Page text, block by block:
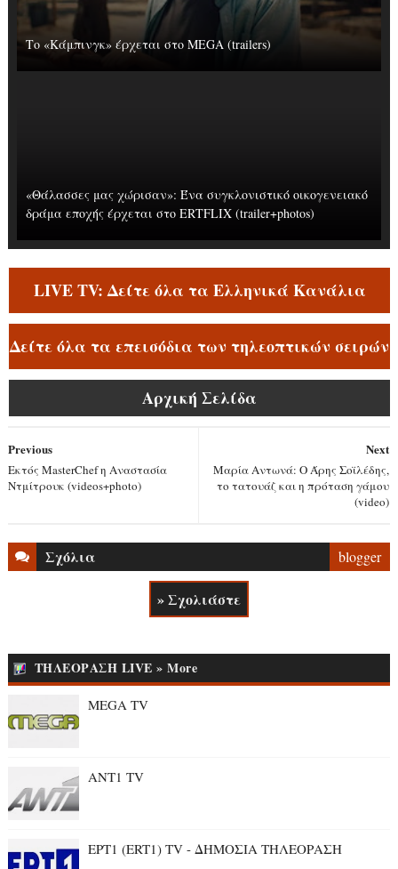
Το «Κάμπινγκ» έρχεται στο MEGA (trailers)
«Θάλασσες μας χώρισαν»: Ένα συγκλονιστικό οικογενειακό
δράμα εποχής έρχεται στο ERTFLIX (trailer+photos)
LIVE TV: Δείτε όλα τα Ελληνικά Κανάλια
Δείτε όλα τα επεισόδια των τηλεοπτικών σειρών
Αρχική Σελίδα
Next
Μαρία Αντωνά: Ο Άρης Σοϊλέδης,
το τατουάζ και η πρόταση γάμου
(video)
Previous
Εκτός MasterChef η Αναστασία
Ντμίτρουκ (videos+photo)
Σχόλια blogger
» Σχολιάστε
ΤΗΛΕΟΡΑΣΗ LIVE » More
MEGA TV
ANT1 TV
ΕΡΤ1 (ERT1) TV - ΔΗΜΟΣΙΑ ΤΗΛΕΟΡΑΣΗ